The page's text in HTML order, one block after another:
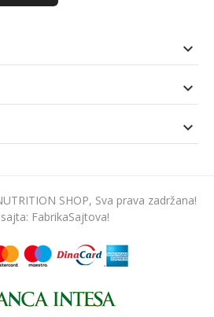



SHOP, Sva prava zadržana!
FabrikaSajtova!